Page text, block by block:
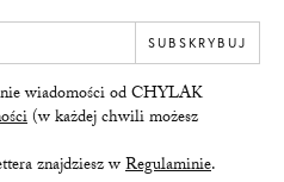
wiadomości od CHYLAK
(w każdej chwili możesz
znajdziesz wRegulaminie.
SUBSKRYBUJ